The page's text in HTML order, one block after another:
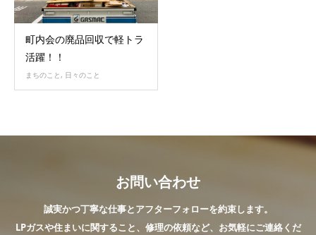
町内会の廃品回収で軽トラ
活躍！！
まちのこと, 日々のこと
お問い合わせ
誠実かつ丁寧な仕事とアフターフォローを約束します。
LPガスや住まいに関すること、修理の依頼など、お気軽にご連絡くだ